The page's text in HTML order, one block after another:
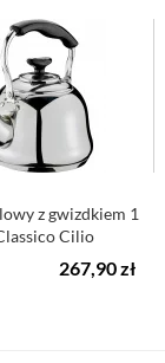
z gwizdkiem 1
Cilio
267,90 zł